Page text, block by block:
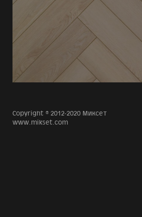
Copyright © 2012-2020 Миксет
www.mikset.com